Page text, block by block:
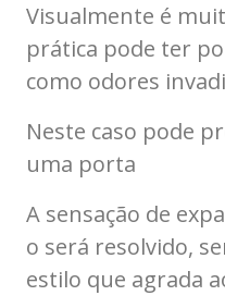
Visualmente é
prática pode ter
como odores
Neste caso pode
uma porta
A sensação de
o será resolvido,
estilo que agrada